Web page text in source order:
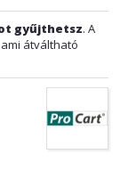
gyűjthetsz. A
átváltható